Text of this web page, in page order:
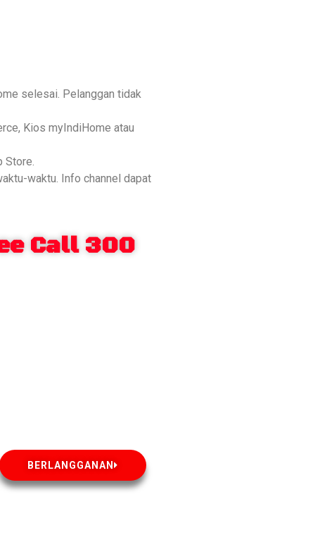
selesai. Pelanggan tidak
Kios myIndiHome atau
Store.
waktu. Info channel dapat
Call 300
BERLANGGANAN